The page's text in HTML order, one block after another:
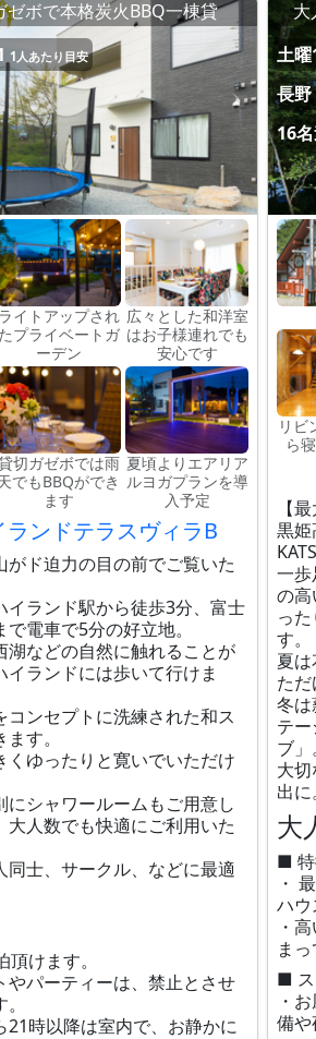
ゼボで本格炭火BBQ一棟貸
1人あたり目安
ライトアップされ
たプライベートガ
ーデン
広々とした和洋室
はお子様連れでも
安心です
切ガゼボでは雨
でもBBQができ
ます
夏頃よりエアリア
ルヨガプランを導
入予定
ランドテラスヴィラB
がド迫力の目の前でご覧いた
イランド駅から徒歩3分、富士
電車で5分の好立地。
湖などの自然に触れることが
イランドには歩いて行けま
コンセプトに洗練された和ス
す。
くゆったりと寛いでいただけ
にシャワールームもご用意し
大人数でも快適にご利用いた
同士、サークル、などに最適
けます。
やパーティーは、禁止とさせ
21時以降は室内で、お静かに
大
土
長
16
リビ
ら
【
黒
一
の
っ
す。
夏
た
冬
テ
ブ」
大
出に
大
■
・
ハウ
・
まっ
■ ス
・
備や